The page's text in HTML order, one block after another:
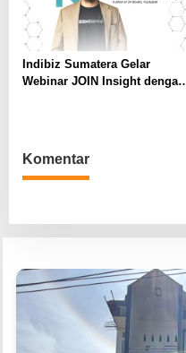
Indibiz Sumatera Gelar
Webinar JOIN Insight dengan
Komentar